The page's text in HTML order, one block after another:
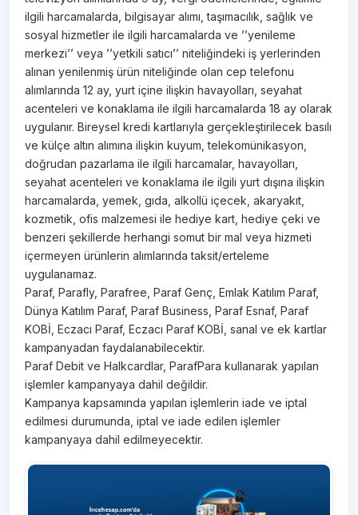
ilgili harcamalarda, bilgisayar alımı, taşımacılık, sağlık ve
sosyal hizmetler ile ilgili harcamalarda ve ’’yenileme
merkezi’’ veya ’’yetkili satıcı’’ niteliğindeki iş yerlerinden
alınan yenilenmiş ürün niteliğinde olan cep telefonu
alımlarında 12 ay, yurt içine ilişkin havayolları, seyahat
acenteleri ve konaklama ile ilgili harcamalarda 18 ay olarak
uygulanır. Bireysel kredi kartlarıyla gerçekleştirilecek basılı
ve külçe altın alımına ilişkin kuyum, telekomünikasyon,
doğrudan pazarlama ile ilgili harcamalar, havayolları,
seyahat acenteleri ve konaklama ile ilgili yurt dışına ilişkin
harcamalarda, yemek, gıda, alkollü içecek, akaryakıt,
kozmetik, ofis malzemesi ile hediye kart, hediye çeki ve
benzeri şekillerde herhangi somut bir mal veya hizmeti
içermeyen ürünlerin alımlarında taksit/erteleme
uygulanamaz.
Paraf, Parafly, Parafree, Paraf Genç, Emlak Katılım Paraf,
Dünya Katılım Paraf, Paraf Business, Paraf Esnaf, Paraf
KOBİ, Eczacı Paraf, Eczacı Paraf KOBİ, sanal ve ek kartlar
kampanyadan faydalanabilecektir.
Paraf Debit ve Halkcardlar, ParafPara kullanarak yapılan
işlemler kampanyaya dahil değildir.
Kampanya kapsamında yapılan işlemlerin iade ve iptal
edilmesi durumunda, iptal ve iade edilen işlemler
kampanyaya dahil edilmeyecektir.